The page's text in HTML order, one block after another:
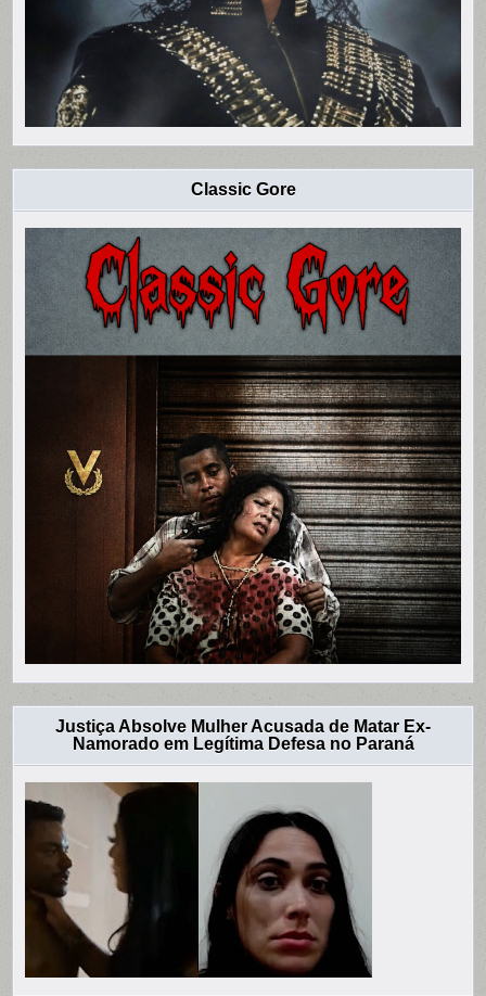
Classic Gore
Justiça Absolve Mulher Acusada de Matar Ex-
Namorado em Legítima Defesa no Paraná